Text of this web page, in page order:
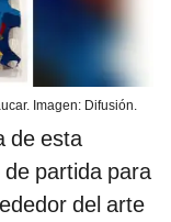
Imagen: Difusión.
de esta
partida para
del arte